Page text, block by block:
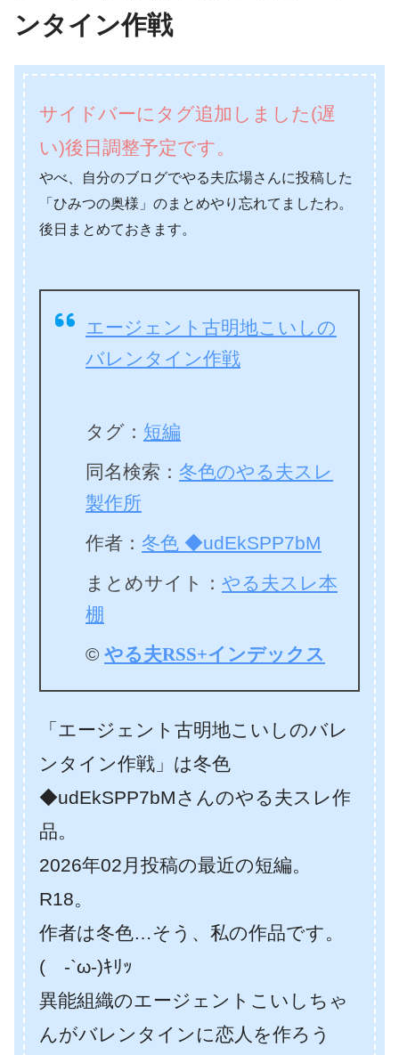
ンタイン作戦
サイドバーにタグ追加しました(遅
い)後日調整予定です。
やべ、自分のブログでやる夫広場さんに投稿した
「ひみつの奥様」のまとめやり忘れてましたわ。
後日まとめておきます。
エージェント古明地こいしの
バレンタイン作戦
タグ： 短編
同名検索： 冬色のやる夫スレ
製作所
作者： 冬色 ◆udEkSPP7bM
まとめサイト： やる夫スレ本
棚
© やる夫RSS+インデックス
「エージェント古明地こいしのバレ
ンタイン作戦」は冬色
◆udEkSPP7bMさんのやる夫スレ作
品。
2026年02月投稿の最近の短編。
R18。
作者は冬色…そう、私の作品です。
( -`ω-)ｷﾘｯ
異能組織のエージェントこいしちゃ
んがバレンタインに恋人を作ろう